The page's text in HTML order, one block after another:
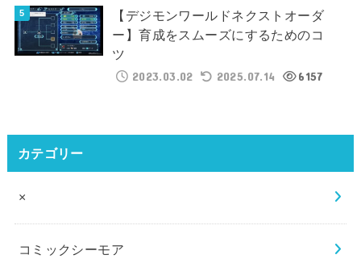
【デジモンワールドネクストオーダ
ー】育成をスムーズにするためのコ
ツ
2023.03.02
2025.07.14 6157
カテゴリー
×
コミックシーモア